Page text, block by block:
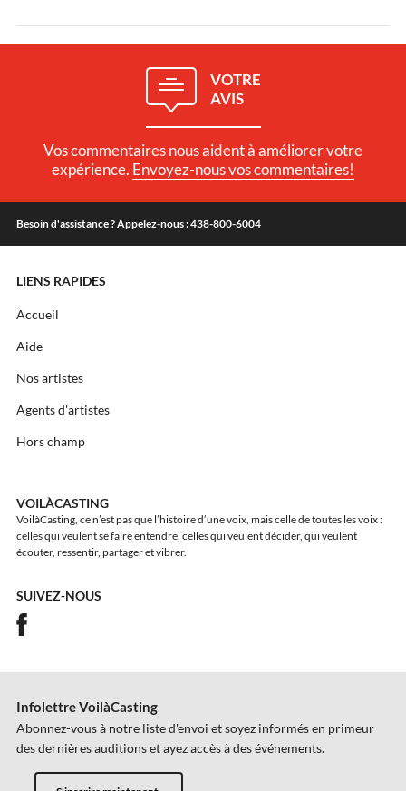
VOTRE
AVIS
Vos commentaires nous aident à améliorer votre
expérience. Envoyez-nous vos commentaires!
Besoin d'assistance ? Appelez-nous : 438-800-6004
LIENS RAPIDES
Accueil
Aide
Nos artistes
Agents d'artistes
Hors champ
VOILÀCASTING
VoilàCasting, ce n’est pas que l’histoire d’une voix, mais celle de toutes les voix :
celles qui veulent se faire entendre, celles qui veulent décider, qui veulent
écouter, ressentir, partager et vibrer.
SUIVEZ-NOUS
Infolettre VoilàCasting
Abonnez-vous à notre liste d'envoi et soyez informés en primeur
des dernières auditions et ayez accès à des événements.